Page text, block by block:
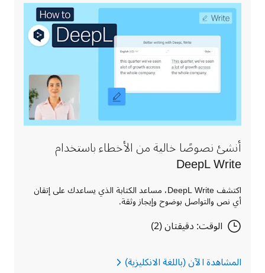
أنشئ نصوصًا خالية من الأخطاء باستخدام
DeepL Write‏
اكتشف DeepL Write، مساعد الكتابة الذي يساعدك على إتقان
أي نص والتواصل بوضوح وإيجاز وثقة.
الوقت: دقيقتان (2)
المشاهدة الآن (باللغة الانكليزية)